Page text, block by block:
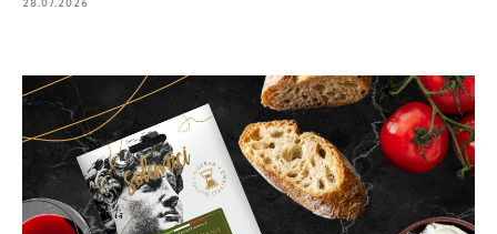
28.07.2026